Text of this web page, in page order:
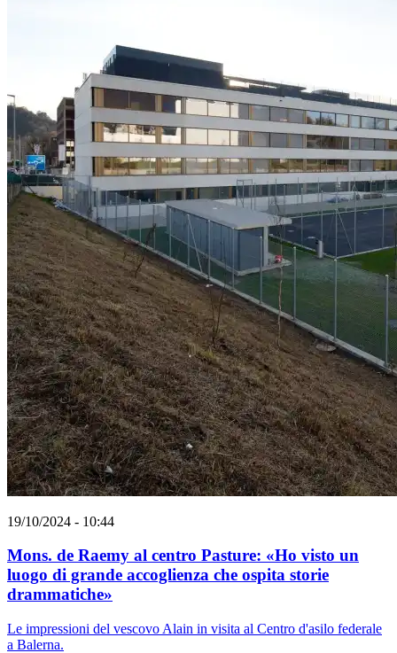
19/10/2024 - 10:44
Mons. de Raemy al centro Pasture: «Ho visto un
luogo di grande accoglienza che ospita storie
drammatiche»
Le impressioni del vescovo Alain in visita al Centro d'asilo federale
a Balerna.